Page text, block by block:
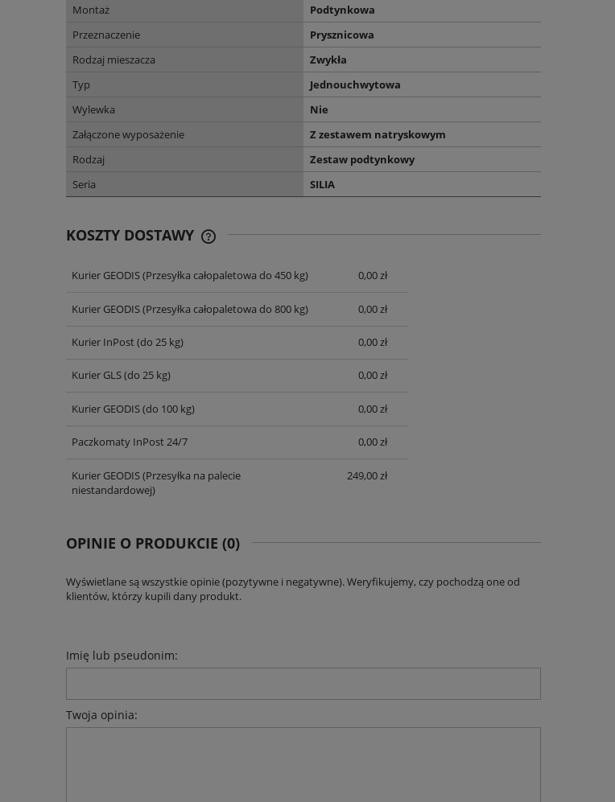
Montaż
Podtynkowa
Przeznaczenie
Prysznicowa
Rodzaj mieszacza
Zwykła
Typ
Jednouchwytowa
Wylewka
Nie
Załączone wyposażenie
Z zestawem natryskowym
Rodzaj
Zestaw podtynkowy
Seria
SILIA
KOSZTY DOSTAWY
CENA NIE ZAWIERA EWENTUALNYCH
Kurier GEODIS(Przesyłka całopaletowa do 450 kg) 0,00 zł
Kurier GEODIS(Przesyłka całopaletowa do 800 kg) 0,00 zł
Kurier InPost(do 25 kg) 0,00 zł
Kurier GLS(do 25 kg) 0,00 zł
Kurier GEODIS(do 100 kg) 0,00 zł
Paczkomaty InPost 24/7 0,00 zł
Kurier GEODIS(Przesyłka na palecie
niestandardowej)
249,00 zł
OPINIE O PRODUKCIE (0)
Wyświetlane są wszystkie opinie (pozytywne i negatywne). Weryfikujemy, czy pochodzą one od
klientów, którzy kupili dany produkt.
Imię lub pseudonim:
Twoja opinia: